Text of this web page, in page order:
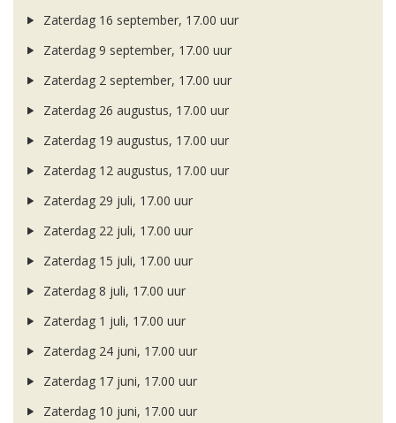
Zaterdag 16 september, 17.00 uur
Zaterdag 9 september, 17.00 uur
Zaterdag 2 september, 17.00 uur
Zaterdag 26 augustus, 17.00 uur
Zaterdag 19 augustus, 17.00 uur
Zaterdag 12 augustus, 17.00 uur
Zaterdag 29 juli, 17.00 uur
Zaterdag 22 juli, 17.00 uur
Zaterdag 15 juli, 17.00 uur
Zaterdag 8 juli, 17.00 uur
Zaterdag 1 juli, 17.00 uur
Zaterdag 24 juni, 17.00 uur
Zaterdag 17 juni, 17.00 uur
Zaterdag 10 juni, 17.00 uur